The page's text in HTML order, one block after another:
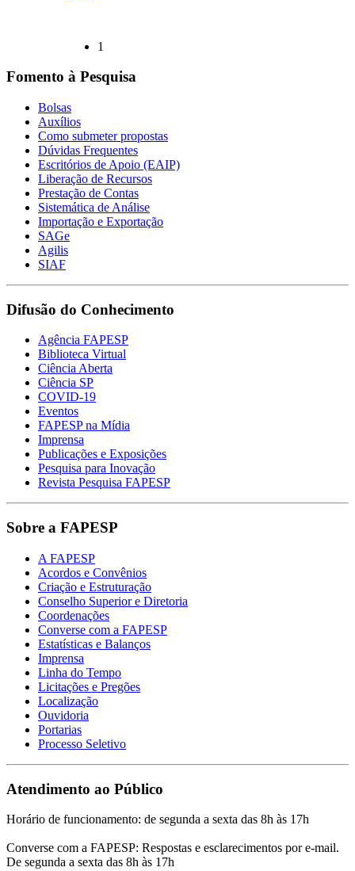
1
Fomento à Pesquisa
Bolsas
Auxílios
Como submeter propostas
Dúvidas Frequentes
Escritórios de Apoio (EAIP)
Liberação de Recursos
Prestação de Contas
Sistemática de Análise
Importação e Exportação
SAGe
Agilis
SIAF
Difusão do Conhecimento
Agência FAPESP
Biblioteca Virtual
Ciência Aberta
Ciência SP
COVID-19
Eventos
FAPESP na Mídia
Imprensa
Publicações e Exposições
Pesquisa para Inovação
Revista Pesquisa FAPESP
Sobre a FAPESP
A FAPESP
Acordos e Convênios
Criação e Estruturação
Conselho Superior e Diretoria
Coordenações
Converse com a FAPESP
Estatísticas e Balanços
Imprensa
Linha do Tempo
Licitações e Pregões
Localização
Ouvidoria
Portarias
Processo Seletivo
Atendimento ao Público
Horário de funcionamento: de segunda a sexta das 8h às 17h
Converse com a FAPESP: Respostas e esclarecimentos por e-mail.
De segunda a sexta das 8h às 17h